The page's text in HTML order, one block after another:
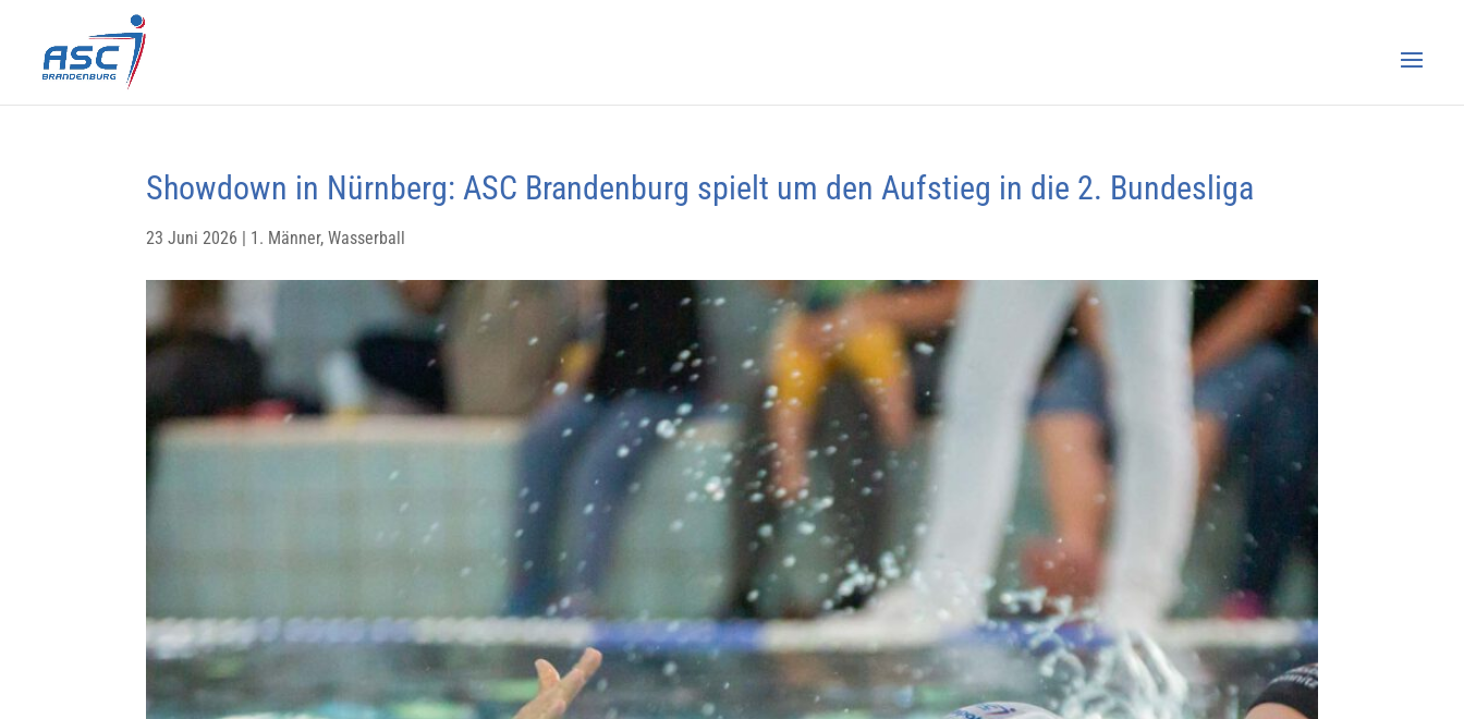
Showdown in Nürnberg: ASC Brandenburg spielt um den Aufstieg in die 2. Bundesliga
23 Juni 2026 | 1. Männer,Wasserball